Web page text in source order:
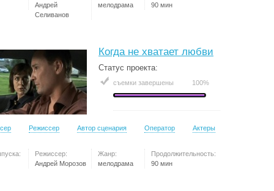
Андрей
Селиванов
мелодрама
90 мин
Когда не хватает любви
Статус проекта:
съемки завершены 100%
Режиссер Автор сценария Оператор Актеры
Режиссер:
Андрей Морозов
Жанр:
мелодрама
Продолжительность:
90 мин